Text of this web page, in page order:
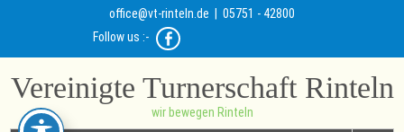
office@vt-rinteln.de | 05751 - 42800
Follow us :-
Vereinigte Turnerschaft Rinteln
wir bewegen Rinteln